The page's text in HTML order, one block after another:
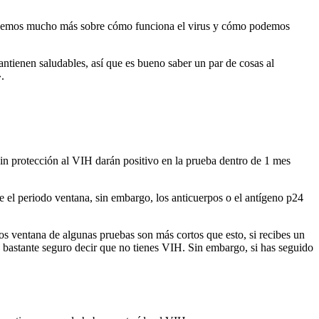
mucho más sobre cómo funciona el virus y cómo podemos
saludables, así que es bueno saber un par de cosas al
protección al VIH darán positivo en la prueba dentro de 1 mes
periodo ventana, sin embargo, los anticuerpos o el antígeno p24
de algunas pruebas son más cortos que esto, si recibes un
seguro decir que no tienes VIH. Sin embargo, si has seguido